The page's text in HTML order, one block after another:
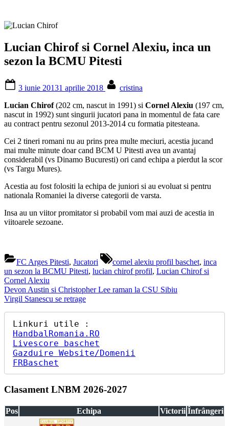
Lucian Chirof si Cornel Alexiu, inca un
sezon la BCMU Pitesti
on
3 iunie 20131 aprilie 2018
cristina
Lucian Chirof(202 cm, nascut in 1991) si Cornel Alexiu (197 cm,
nascut in 1992) sunt singurii jucatori pana in momentul de fata care
au contract pentru sezonul 2013-2014 cu formatia pitesteana.
Cei 2 tineri romani nu au prins prea multe meciuri, acestia jucand
mai multe minute doar cand BCM U Pitesti avea un avantaj
considerabil (vs Dinamo Bucuresti) ori cand echipa a pierdut la scor
(vs Targu Mures).
Acestia au fost folositi la echipa de juniori si au evoluat si pentru
nationala Romaniei la diverse categorii de varsta.
Insa au un viitor promitator si probabil vom mai auzi de acestia in
viitoarele sezoane.
FC Arges Pitesti, Jucatori
Tags:
cornel alexiu profil baschet, inca
un sezon la BCMU Pitesti, lucian chirof profil, Lucian Chirof si
Cornel Alexiu
Navigare
în
articole
Previous
Post:
Devon Austin si Christopher Lee raman la CSU Sibiu
Next
Virgil Stanescu se retrage
HandbalRomania.RO
Livescore baschet
Gazduire Website/Domenii
FRBaschet
Clasament LNBM 2026-2027
Pos Echipa Victorii Înfrângeri